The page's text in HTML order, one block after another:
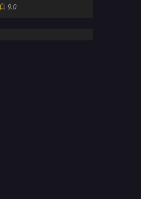
โรเเมนติก
9.0